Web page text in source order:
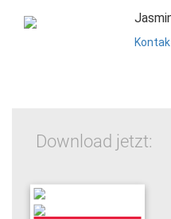
Download jetzt: